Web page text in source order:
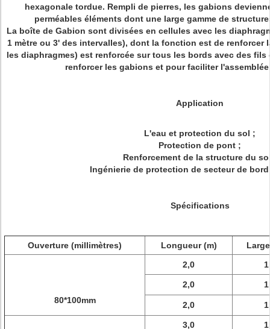
hexagonale tordue. Rempli de pierres, les gabions
perméables éléments dont une large gamme de
La boîte de Gabion sont divisées en cellules avec les
1 mètre ou 3' des intervalles), dont la fonction est de renforcer
les diaphragmes) est renforcée sur tous les bords avec des
renforcer les gabions et pour faciliter
Application
L'eau et protection du sol ;
Protection de pont ;
Renforcement de la structure du
Ingénierie de protection de secteur de bord
Spécifications
Ouverture (millimètres) Longueur (m)
80*100mm
2,0
2,0
2,0
3,0